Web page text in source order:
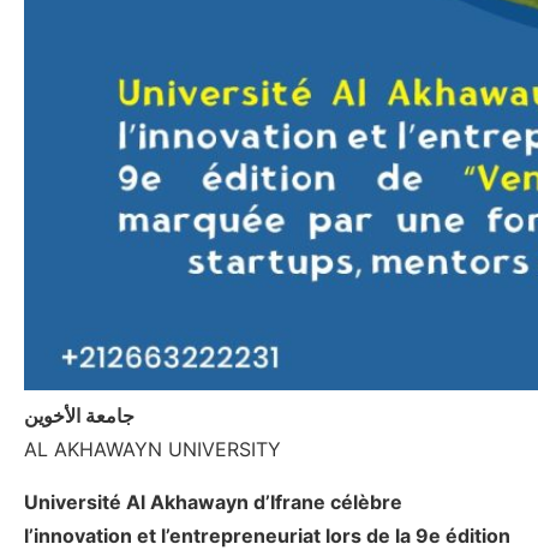
جامعة الأخوين
AL AKHAWAYN UNIVERSITY
Université Al Akhawayn d’Ifrane célèbre
l’innovation et l’entrepreneuriat lors de la 9e édition